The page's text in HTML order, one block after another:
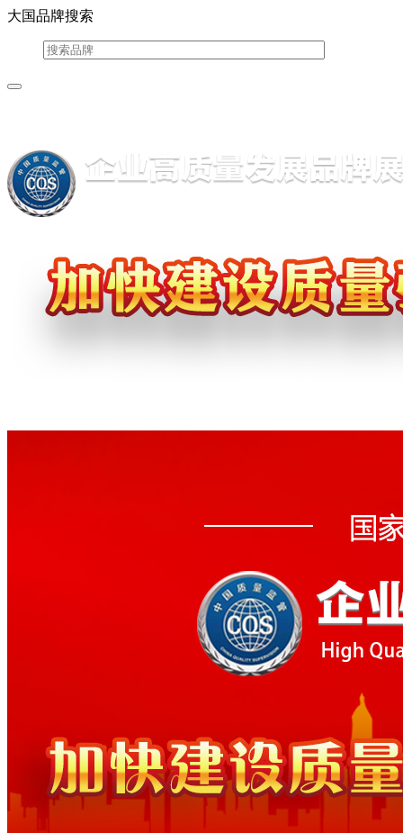
大国品牌搜索